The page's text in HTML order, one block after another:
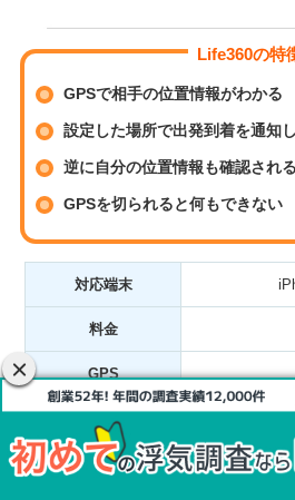
Life360の特
GPSで相手の位置情報がわかる
設定した場所で出発到着を通知
逆に自分の位置情報も確認される
GPSを切られると何もできない
対応端末
料金
GPS
遠隔操作
バレにくさ